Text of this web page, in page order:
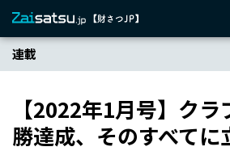
連載
【2022年1月号】ク
勝達成、そのすべて